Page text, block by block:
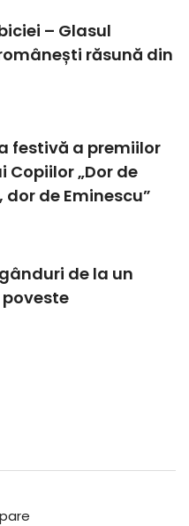
– Glasul
răsună din
festivă a premiilor
Copiilor „Dor de
de Eminescu”
de la un